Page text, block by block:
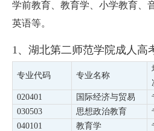
学前教育、教育学、小学教育、
英语等。
1、湖北第二师范学院成人高
专业代码 专业名称
020401
国际经济与贸易
030503
思想政治教育
040101
教育学